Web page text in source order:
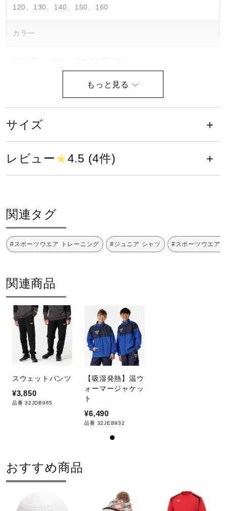
健康／エクササイズ
コラボ／ライセンス
セール
サポート
取扱店一覧
120、130、140、150、160
カラー
99：ブラック×イエロー
ポリエステル100％
サステナビリティ
工程：Water Preservation dyeという技法を採用すること
慮した素材を使用しています。
発売シーズン
2024年秋冬
サイズ
レビュー★4.5 (4件)
関連タグ
#スポーツウエア トレーニング #ジュニア シャツ #スポーツウエア
関連商品
スウェットパンツ
¥3,850
品番 32JDB965
【吸湿発熱】温ウ
ォーマージャケッ
ト
¥6,490
品番 32JEB932
おすすめ商品